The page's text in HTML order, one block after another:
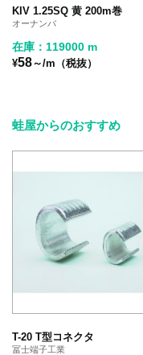
KIV 1.25SQ 黄 200m巻
オーナンバ
在庫：119000 m
¥58～/m（税抜）
蛙屋からのおすすめ
T-20 T型コネクタ
冨士端子工業